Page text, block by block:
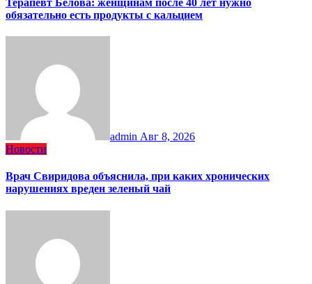
обязательно есть продукты с кальцием
admin Авг 8, 2026
Новости
Врач Свиридова объяснила, при каких хронических
нарушениях вреден зеленый чай